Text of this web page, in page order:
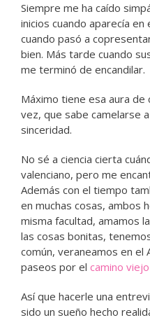
Siempre me ha caído
inicios cuando aparecía
cuando pasó a
bien. Más tarde cuando
me terminó de encandilar.
Máximo tiene esa aura de
vez, que sabe camelarse
sinceridad.
No sé a ciencia cierta
valenciano, pero me
Además con el tiempo
en muchas cosas, ambos
misma facultad, amamos
las cosas bonitas,
común, veraneamos en el
paseos por el camino
Así que hacerle una
sido un sueño hecho